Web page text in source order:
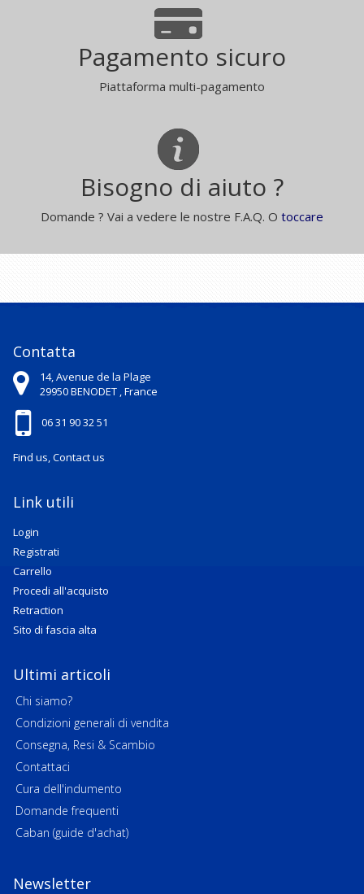
Pagamento sicuro
Piattaforma multi-pagamento
Bisogno di aiuto ?
Domande ? Vai a vedere le nostre F.A.Q. O toccare
Contatta
14, Avenue de la Plage
29950BENODET ,France
06 31 90 32 51
Find us, Contact us
Link utili
Login
Registrati
Carrello
Procedi all'acquisto
Retraction
Sito di fascia alta
Ultimi articoli
Chi siamo?
Condizioni generali di vendita
Consegna, Resi & Scambio
Contattaci
Cura dell'indumento
Domande frequenti
Caban (guide d'achat)
Newsletter